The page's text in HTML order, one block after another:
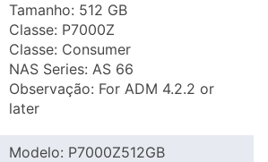
Tamanho: 512 GB
Classe: P7000Z
Classe: Consumer
NAS Series: AS 66
Observação: For ADM 4.2.2 or
later
Modelo: P7000Z512GB